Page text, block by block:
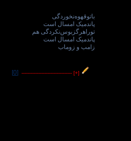
باتوقهوه‌نخوردگی
پاندمیک امسال است
توراهرگزبوس‌نکردگی هم
پاندمیک امسال است
زامب و زوماب
[+]
---------------------------------
[0]